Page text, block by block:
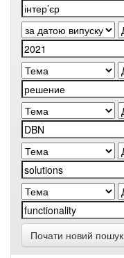
Почати новий пошук